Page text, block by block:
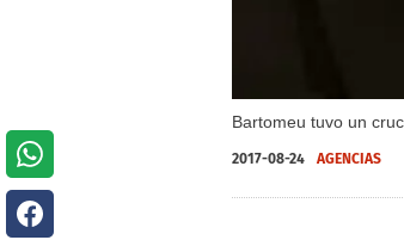
Bartomeu tuvo un
2017-08-24 AGENCIAS